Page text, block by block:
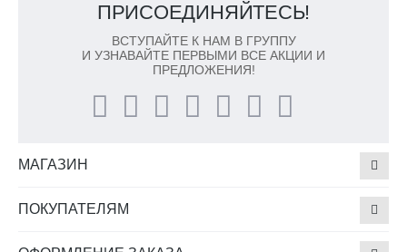
ПРИСОЕДИНЯЙТЕСЬ!
ВСТУПАЙТЕ К НАМ В ГРУППУ
И УЗНАВАЙТЕ ПЕРВЫМИ ВСЕ АКЦИИ И
ПРЕДЛОЖЕНИЯ!
МАГАЗИН
ПОКУПАТЕЛЯМ